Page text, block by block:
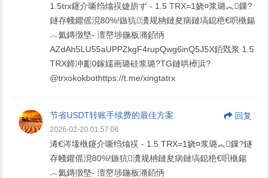
1.5trx鑳介噺绉熻祦婕旂ず - 1.5 TRX=1娆¤浆璐︽鏁?
鐩存帴鑺傜渷80%!鏃犺瀵规柟鏈夋病鏈塙鎴栬€呮槸鍚
︿氦鏄撴墍- 澶嶅埗鍦板潃銆怲
AZdAh5LU55aUPPZkgF4rupQwg6inQ5J5X銆戣浆 1.5
TRX鍗冲彲0鎵嬬画璐硅浆璐?TG鏈哄櫒浜?
@trxokokbothttps://t.me/xingtatrx
节省USDT转账手续费的最佳方案 回复
2026-02-20 01:57:06
浠€涔堟槸鑳介噺绉熻祦 - 1.5 TRX=1娆¤浆璐︽鏁?鐩
存帴鑺傜渷80%!鏃犺瀵规柟鏈夋病鏈塙鎴栬€呮槸鍚
︿氦鏄撴墍- 澶嶅埗鍦板潃銆怲